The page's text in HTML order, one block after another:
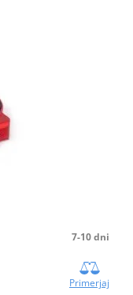
7-10 dni
Primerjaj